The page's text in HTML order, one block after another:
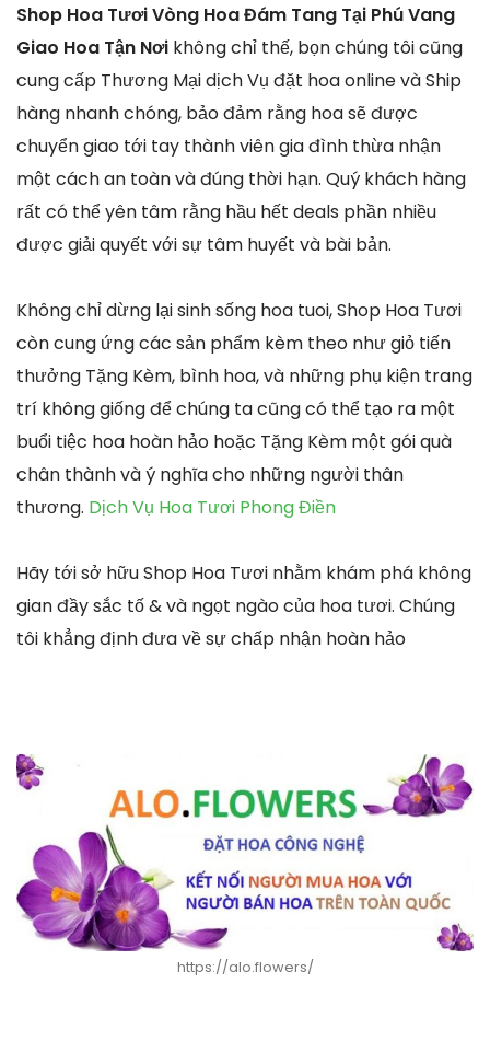
Shop Hoa Tươi Vòng Hoa Đám Tang Tại Phú Vang
Giao Hoa Tận Nơi không chỉ thế, bọn chúng tôi cũng
cung cấp Thương Mại dịch Vụ đặt hoa online và Ship
hàng nhanh chóng, bảo đảm rằng hoa sẽ được
chuyển giao tới tay thành viên gia đình thừa nhận
một cách an toàn và đúng thời hạn. Quý khách hàng
rất có thể yên tâm rằng hầu hết deals phần nhiều
được giải quyết với sự tâm huyết và bài bản.
Không chỉ dừng lại sinh sống hoa tuoi, Shop Hoa Tươi
còn cung ứng các sản phẩm kèm theo như giỏ tiến
thưởng Tặng Kèm, bình hoa, và những phụ kiện trang
trí không giống để chúng ta cũng có thể tạo ra một
buổi tiệc hoa hoàn hảo hoặc Tặng Kèm một gói quà
chân thành và ý nghĩa cho những người thân
thương. Dịch Vụ Hoa Tươi Phong Điền
Hãy tới sở hữu Shop Hoa Tươi nhằm khám phá không
gian đầy sắc tố & và ngọt ngào của hoa tươi. Chúng
tôi khẳng định đưa về sự chấp nhận hoàn hảo
https://alo.flowers/